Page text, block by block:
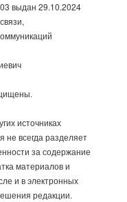
выдан 29.10.2024
источниках
не всегда разделяет
за содержание
материалов и
и в электронных
редакции.